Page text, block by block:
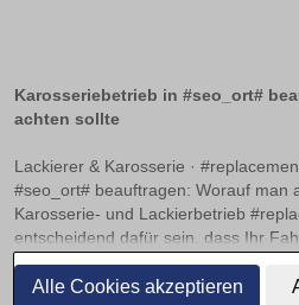
Alle Cookies akzeptieren
Karosseriebetrieb in #seo_ort#
achten sollte
Lackierer & Karosserie ·
#seo_ort# beauftragen: Worauf man
Karosserie- und Lackierbetrieb
entscheidend dafür sein, dass Ihr
erstrahlt. Doch woran erkennt man
relevanten Zertifizierungen und einer